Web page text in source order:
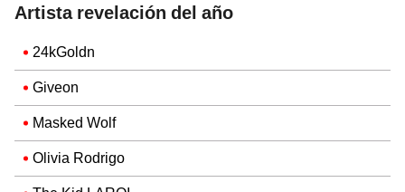
Artista revelación del año
24kGoldn
Giveon
Masked Wolf
Olivia Rodrigo